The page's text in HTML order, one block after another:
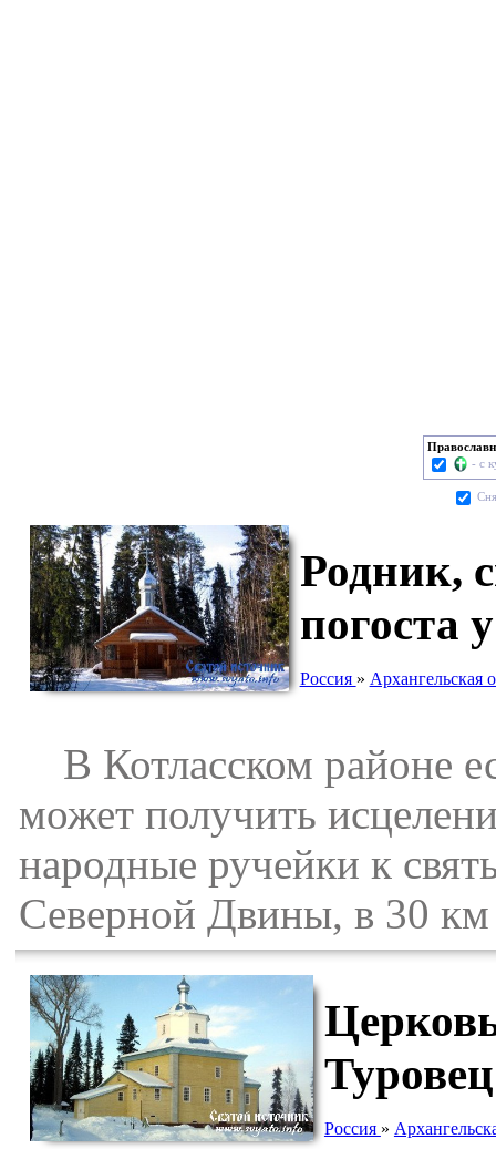
- с
Родник,
погоста
Россия » Архангельская
В Котласском районе
может получить
народные ручейки к
Северной Двины, в 30 км
Туровец
Россия »